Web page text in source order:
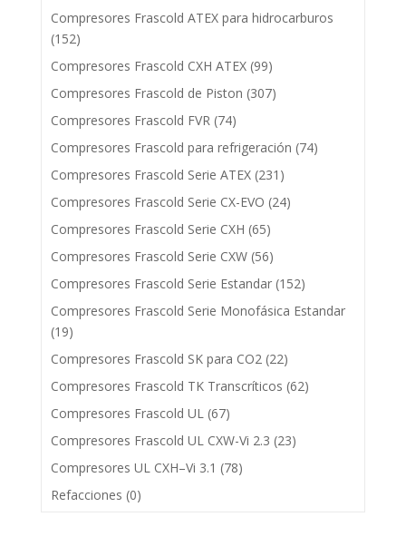
Compresores Frascold ATEX para hidrocarburos
(152)
Compresores Frascold CXH ATEX (99)
Compresores Frascold de Piston (307)
Compresores Frascold FVR (74)
Compresores Frascold para refrigeración (74)
Compresores Frascold Serie ATEX (231)
Compresores Frascold Serie CX-EVO (24)
Compresores Frascold Serie CXH (65)
Compresores Frascold Serie CXW (56)
Compresores Frascold Serie Estandar (152)
Compresores Frascold Serie Monofásica Estandar
(19)
Compresores Frascold SK para CO2 (22)
Compresores Frascold TK Transcríticos (62)
Compresores Frascold UL (67)
Compresores Frascold UL CXW-Vi 2.3 (23)
Compresores UL CXH–Vi 3.1 (78)
Refacciones (0)